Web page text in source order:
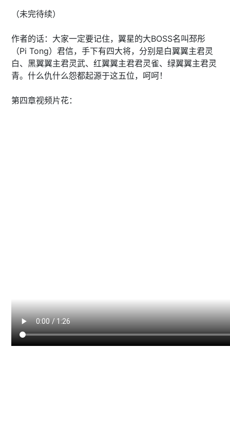
（未完待续）
作者的话：大家一定要记住，翼星的大BOSS名叫邳彤
（Pi Tong）君信，手下有四大将，分别是白翼翼主君灵
白、黑翼翼主君灵武、红翼翼主君君灵雀、绿翼翼主君灵
青。什么仇什么怨都起源于这五位，呵呵！
第四章视频片花：